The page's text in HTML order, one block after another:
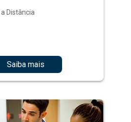
Distância
Saiba mais